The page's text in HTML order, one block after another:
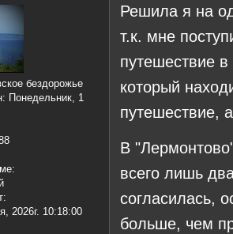
бездорожье
: Понедельник, 1
2026г. 10:18:00
Решила я на
т.к. мне
путешествие
который
путешествие,
В
всего лишь
согласилась,
больше, чем